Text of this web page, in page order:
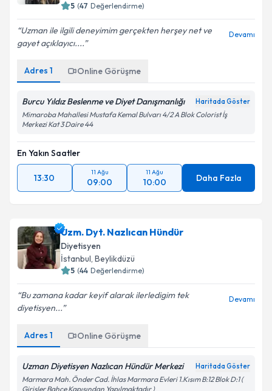
5 (47 Değerlendirme)
Uzman ile ilgili deneyimim gerçekten herşey net ve
gayet açıklayıcı....
Devamı
Adres 1 Online Görüşme
Burcu Yıldız Beslenme ve Diyet Danışmanlığı Haritada Göster
Mimaroba Mahallesi Mustafa Kemal Bulvarı 4/2 A Blok Colorist İş
Merkezi Kat 3 Daire 44
En Yakın Saatler
13:30
11 Ağu
09:00
11 Ağu
10:00 Daha Fazla
Uzm. Dyt. Nazlıcan Hündür
Diyetisyen
İstanbul, Beylikdüzü
5 (44 Değerlendirme)
Bu zamana kadar keyif alarak ilerledigim tek
diyetisyen...
Devamı
Adres 1 Online Görüşme
Uzman Diyetisyen Nazlıcan Hündür Merkezi Haritada Göster
Marmara Mah. Önder Cad. İhlas Marmara Evleri 1.Kısım B:12 Blok D:1 (
Girişler Bahçe Kapısından Yapılmaktadır )